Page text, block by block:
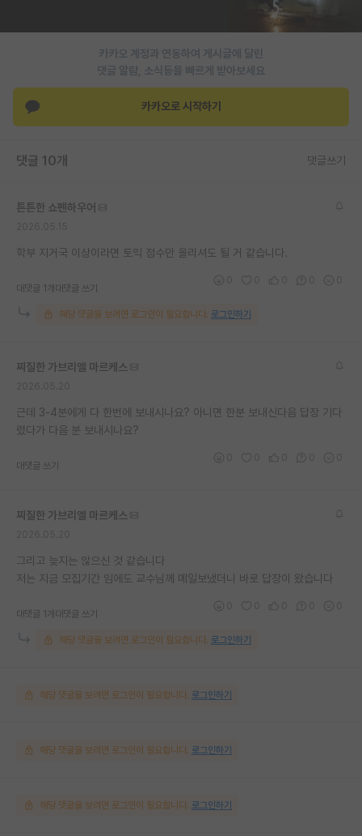
반도체/AI 게시판
장학금/장학생 게시판
홍보 게시판
커리어
반도체 아카데미
재팬라운지 🌸
카카오 계정과 연동하여 게시글에 달린
댓글 알람, 소식등을 빠르게 받아보세요
카카오로 시작하기
댓글 10개 댓글쓰기
튼튼한 쇼펜하우어
학부 지거국 이상이라면 토익 점수만 올리셔도 될 거 같습니다.
대댓글 1개 대댓글 쓰기
해당 댓글을 보려면 로그인이 필요합니다. 로그인하기
찌질한 가브리엘 마르케스
근데 3-4분에게 다 한번에 보내시나요? 아니면 한분 보내신다음 답장 기다
렸다가 다음 분 보내시나요?
대댓글 쓰기
찌질한 가브리엘 마르케스
그리고 늦지는 않으신 것 같습니다
저는 지금 모집기간 임에도 교수님께 메일보냈더니 바로 답장이 왔습니다
대댓글 1개 대댓글 쓰기
해당 댓글을 보려면 로그인이 필요합니다. 로그인하기
해당 댓글을 보려면 로그인이 필요합니다. 로그인하기
해당 댓글을 보려면 로그인이 필요합니다. 로그인하기
해당 댓글을 보려면 로그인이 필요합니다. 로그인하기